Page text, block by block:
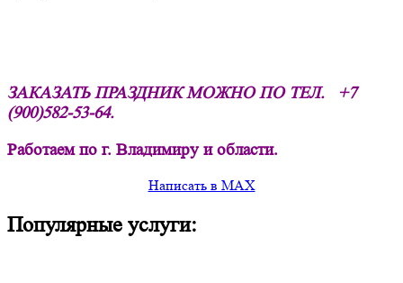
ЗАКАЗАТЬ ПРАЗДНИК МОЖНО ПО ТЕЛ.
+7
(900)582-53-64.
Работаем по г. Владимиру и области.
Написать в MAX
Популярные услуги: